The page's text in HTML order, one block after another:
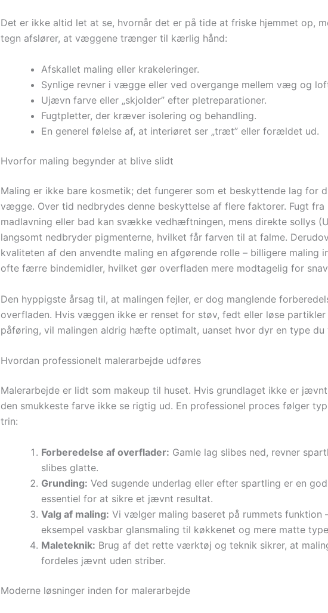
Det er ikke altid let at se, hvornår det er på tide at friske hjemmet op,
tegn afslører, at væggene trænger til kærlig hånd:
Afskallet maling eller krakeleringer.
Synlige revner i vægge eller ved overgange mellem væg og
Ujævn farve eller „skjolder” efter pletreparationer.
Fugtpletter, der kræver isolering og behandling.
En generel følelse af, at interiøret ser „træt” eller forældet ud.
Hvorfor maling begynder at blive slidt
Maling er ikke bare kosmetik; det fungerer som et beskyttende lag for
vægge. Over tid nedbrydes denne beskyttelse af flere faktorer. Fugt fra
madlavning eller bad kan svække vedhæftningen, mens direkte sollys
langsomt nedbryder pigmenterne, hvilket får farven til at falme.
kvaliteten af den anvendte maling en afgørende rolle – billigere maling
ofte færre bindemidler, hvilket gør overfladen mere modtagelig for
Den hyppigste årsag til, at malingen fejler, er dog manglende
overfladen. Hvis væggen ikke er renset for støv, fedt eller løse
påføring, vil malingen aldrig hæfte optimalt, uanset hvor dyr en type
Hvordan professionelt malerarbejde udføres
Malerarbejde er lidt som makeup til huset. Hvis grundlaget ikke er
den smukkeste farve ikke se rigtig ud. En professionel proces følger
trin:
Forberedelse af overflader: Gamle lag slibes ned, revner
slibes glatte.
Grunding: Ved sugende underlag eller efter spartling er en
essentiel for at sikre et jævnt resultat.
Valg af maling: Vi vælger maling baseret på rummets funktion
eksempel vaskbar glansmaling til køkkenet og mere matte
Maleteknik: Brug af det rette værktøj og teknik sikrer, at
fordeles jævnt uden striber.
Moderne løsninger inden for malerarbejde